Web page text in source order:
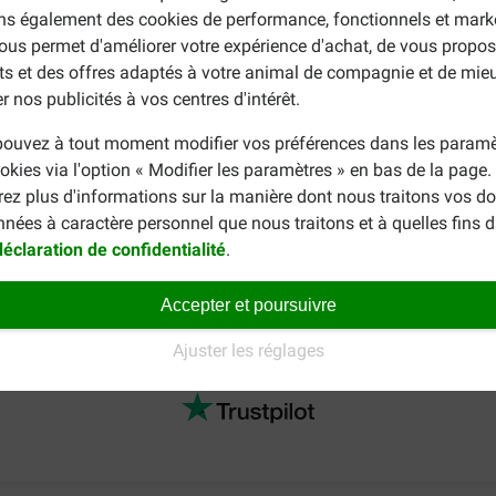
également des cookies de performance, fonctionnels et
permet d'améliorer votre expérience d'achat, de vous
et des offres adaptés à votre animal de compagnie et de
nos publicités à vos centres d'intérêt.
à tout moment modifier vos préférences dans les
via l'option « Modifier les paramètres » en bas de la page.
plus d'informations sur la manière dont nous traitons vos
à caractère personnel que nous traitons et à quelles fins
de confidentialité.
Accepter et poursuivre
Ajuster les réglages
- 355
- 405
- 505
- 595
500 - 685
- 770
pour votre chien ?
nourriture hypoallergénique pour les chiens qui souffrent
alors à jeter un œil à notre assortiment complet de